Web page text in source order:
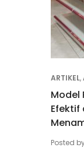
ARTIKEL,
Model
Efektif
Posted